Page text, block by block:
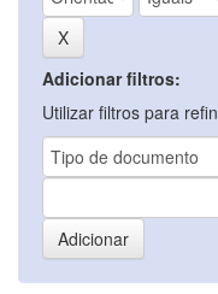
Adicionar filtros:
Utilizar filtros para